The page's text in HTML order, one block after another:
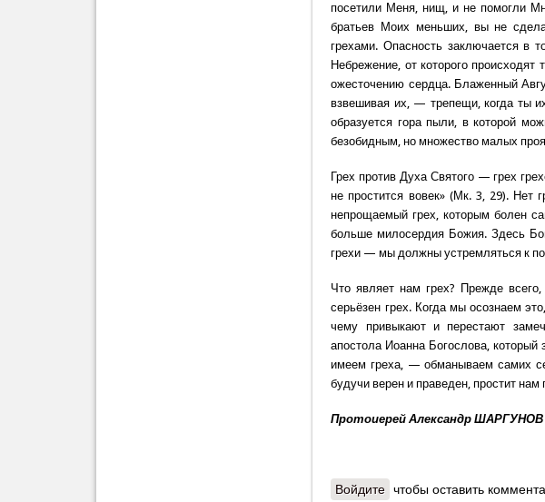
посетили Меня, нищ, и не помогли
братьев Моих меньших, вы не
грехами. Опасность заключается в
Небрежение, от которого
ожесточению сердца. Блаженный
взвешивая их, — трепещи, когда ты
образуется гора пыли, в которой
безобидным, но множество малых
Грех против Духа Святого — грех
не простится вовек» (Мк. 3, 29). Нет
непрощаемый грех, которым болен
больше милосердия Божия. Здесь
грехи — мы должны устремляться к
Что являет нам грех? Прежде
серьёзен грех. Когда мы осознаем
чему привыкают и перестают
апостола Иоанна Богослова,
имеем греха, — обманываем самих
будучи верен и праведен, простит
Протоиерей Александр ШАРГУНОВ
Войдите чтобы оставить